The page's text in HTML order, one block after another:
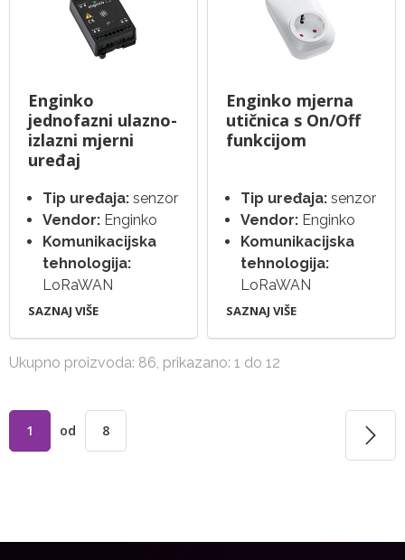
Enginko
jednofazni ulazno-
izlazni mjerni
uređaj
Tip uređaja: senzor
Vendor: Enginko
Komunikacijska
tehnologija:
LoRaWAN
SAZNAJ VIŠE
Enginko mjerna
utičnica s On/Off
funkcijom
Tip uređaja: senzor
Vendor: Enginko
Komunikacijska
tehnologija:
LoRaWAN
SAZNAJ VIŠE
Ukupno proizvoda: 86, prikazano: 1 do 12
1 od 8